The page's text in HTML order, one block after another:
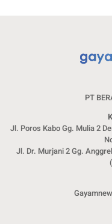
PT
Jl. Poros Kabo Gg. Mulia 2
Jl. Dr. Murjani 2 Gg.